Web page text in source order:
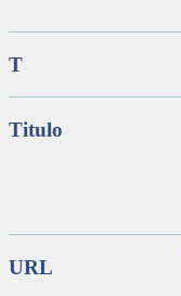
T
Titulo
URL